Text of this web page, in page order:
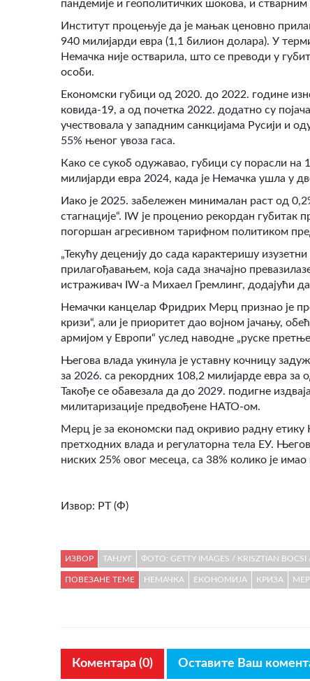
пандемије и геополитичких шокова, и
Институт процењује да је мањак ценовно
940 милијарди евра (1,1 билион долара). У
Немачка није остварила, што се преводи у
особи.
Економски губици од 2020. до 2022. године
ковида-19, а од почетка 2022. додатно су
учествовала у западним санкцијама Русији и
55% њеног увоза гаса.
Како се сукоб одужавао, губици су порасли
милијарди евра 2024, када је Немачка ушла у
Иако је 2025. забележен минималан раст од
стагнације“. IW је проценио рекордан
погоршан агресивном тарифном политиком
„Текућу деценију до сада карактеришу
прилагођавањем, која сада значајно
истраживач IW-а Михаел Гремлинг, додајући да
Немачки канцелар Фридрих Мерц признао је
кризи“, али је приоритет дао војном јачању,
армијом у Европи“ услед наводне „руске
Његова влада укинула је уставну кочницу
за 2026. са рекордних 108,2 милијарде евра за
Такође се обавезала да до 2029. подигне
милитаризације предвођене НАТО-ом.
Мерц је за економски пад окривио радну
претходних влада и регулаторна тела ЕУ.
ниских 25% овог месеца, са 38% колико је
Извор: РТ (Ф)
ИЗВОР ТАНЈУГ ФОТО: GETTY IMAGES / KRISZTIAN BOCSI
ПОВЕЗАНЕ ТЕМЕ НЕМАЧКА ЕКОНОМИЈА КРИЗА
Коментара (0) Оставите Ваш